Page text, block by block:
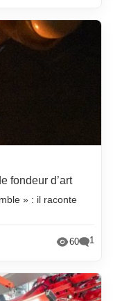
fondeur d’art
» : il raconte
60 1